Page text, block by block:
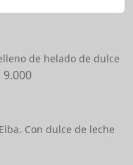
de helado de dulce
9.000
Con dulce de leche